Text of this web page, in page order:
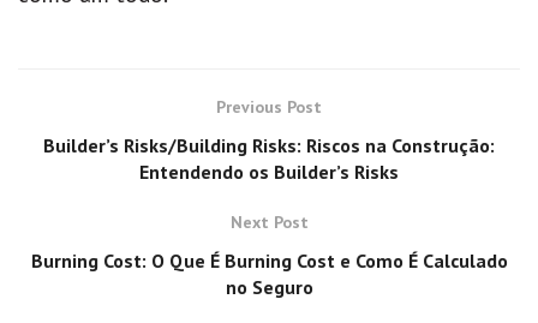
Previous Post
Builder’s Risks/Building Risks: Riscos na Construção:
Entendendo os Builder’s Risks
Next Post
Burning Cost: O Que É Burning Cost e Como É Calculado
no Seguro